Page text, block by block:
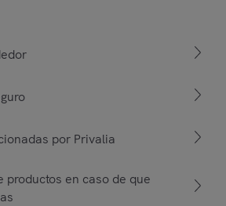
por Privalia
productos en caso de que